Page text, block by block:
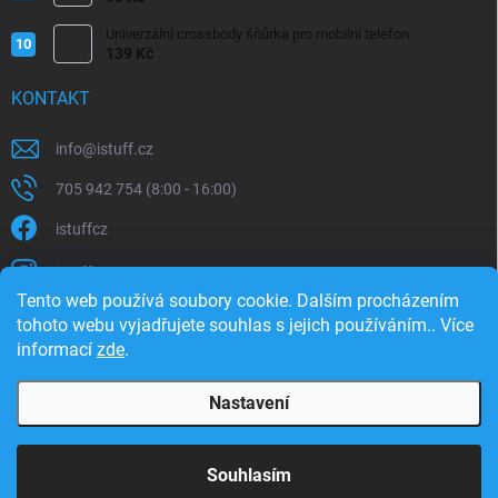
Tento web používá soubory cookie. Dalším procházením
tohoto webu vyjadřujete souhlas s jejich používáním.. Více
informací zde.
Nastavení
Souhlasím
Univerzální crossbody šňůrka pro mobilní telefon
139 Kč
KONTAKT
info@istuff.cz
705 942 754 (8:00 - 16:00)
istuffcz
istuffcz
istuffcz
@istuff.cz
iSTUFF . Všechna práva vyhrazena.